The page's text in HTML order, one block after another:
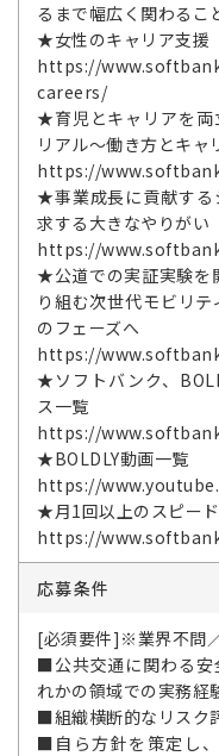
るまで幅広く関わるこ
★女性のキャリア支援
https://
careers/
★育児とキャリアを
リアル～働き方とキャ
https://
★事業成長に貢献する
求する大きなやりがい
https://
★公道での実証実験を
り組む次世代モビリ
のフェーズへ
https://
★ソフトバンク、
ス一覧
https://
★BOLDLY動画一覧
https://
★月1回以上のスピー
https://
応募条件
[必須要件]※業界不問
■公共交通に関わる安
れかの領域での実務経
■組織横断的なリスク
■自ら方針を策定し